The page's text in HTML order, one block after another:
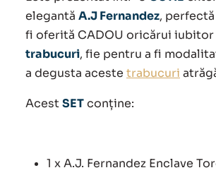
a
fost:
380.00 lei.
este:
260.00 lei.
elegantă A.J Fernandez,
fi oferită CADOU oricărui iubitor
trabucuri, fie pentru a fi
a degusta aceste trabucuri
AcestSETconține:
1 x A.J. Fernandez Enclave